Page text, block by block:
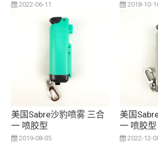
2022-06-11 2018-10-
美国Sabre沙豹喷雾 三合
一 喷胶型
2019-08-05
美国
一 喷胶型
2022-12-